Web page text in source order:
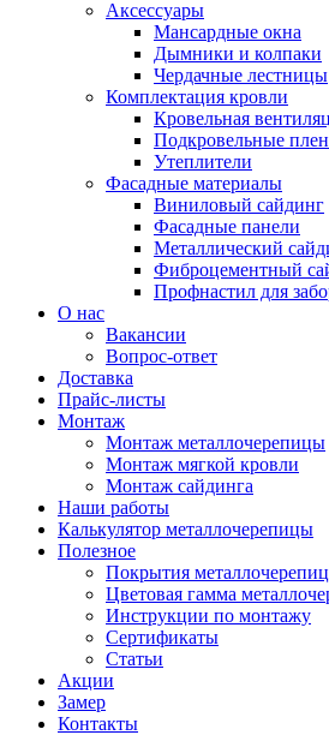
Аксессуары
Мансардные окна
Дымники и колпаки
Чердачные лестницы
Комплектация кровли
Кровельная
Подкровельные
Утеплители
Фасадные материалы
Виниловый сайдинг
Фасадные панели
Металлический
Фиброцементный
Профнастил для
О нас
Вакансии
Вопрос-ответ
Доставка
Прайс-листы
Монтаж
Монтаж металлочерепицы
Монтаж мягкой кровли
Монтаж сайдинга
Наши работы
Калькулятор металлочерепицы
Полезное
Покрытия
Цветовая гамма
Инструкции по монтажу
Сертификаты
Статьи
Акции
Замер
Контакты